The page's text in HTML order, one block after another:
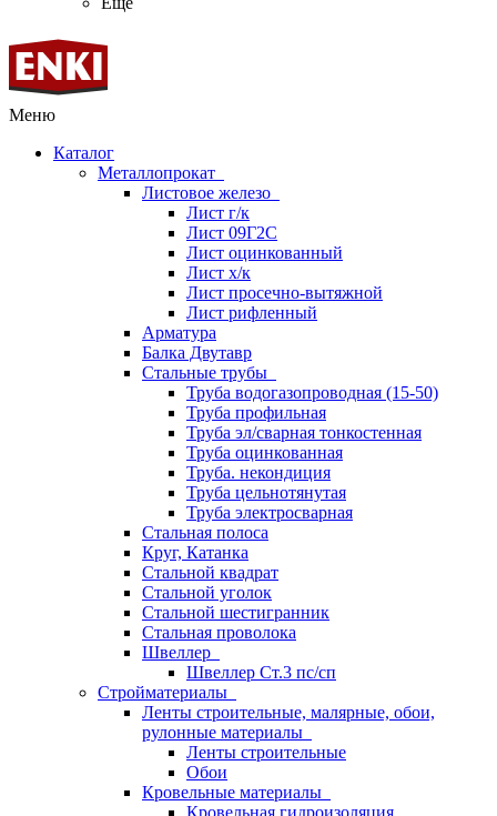
Меню
Каталог
Металлопрокат
Листовое железо
Лист г/к
Лист 09Г2С
Лист оцинкованный
Лист х/к
Лист просечно-вытяжной
Лист рифленный
Арматура
Балка Двутавр
Стальные трубы
Труба водогазопроводная (15-50)
Труба профильная
Труба эл/сварная тонкостенная
Труба оцинкованная
Труба. некондиция
Труба цельнотянутая
Труба электросварная
Стальная полоса
Круг, Катанка
Стальной квадрат
Стальной уголок
Стальной шестигранник
Стальная проволока
Швеллер
Швеллер Ст.3 пс/сп
Стройматериалы
Ленты строительные, малярные, обои,
рулонные материалы
Ленты строительные
Обои
Кровельные материалы
Кровельная гидроизоляция